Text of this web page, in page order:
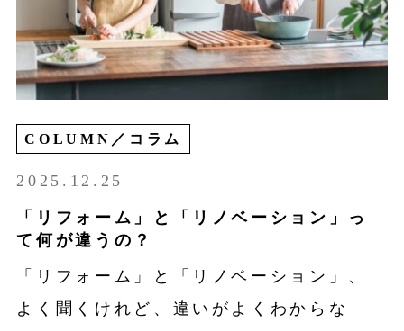
COLUMN／コラム
2025.12.25
「リフォーム」と「リノベーション」っ
て何が違うの？
「リフォーム」と「リノベーション」、
よく聞くけれど、違いがよくわからな